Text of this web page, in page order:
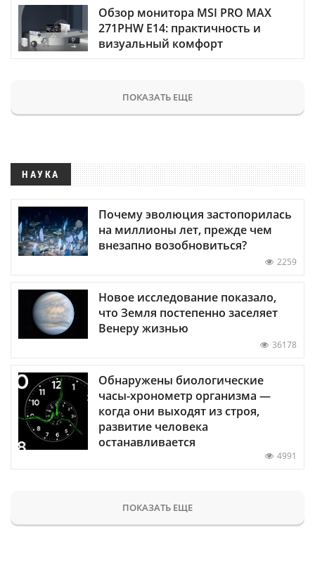
Обзор монитора MSI PRO MAX
271PHW E14: практичность и
визуальный комфорт
ПОКАЗАТЬ ЕЩЕ
НАУКА
Почему эволюция застопорилась
на миллионы лет, прежде чем
внезапно возобновиться?
2259
Новое исследование показало,
что Земля постепенно заселяет
Венеру жизнью
36178
Обнаружены биологические
часы-хронометр организма —
когда они выходят из строя,
развитие человека
останавливается
4991
ПОКАЗАТЬ ЕЩЕ